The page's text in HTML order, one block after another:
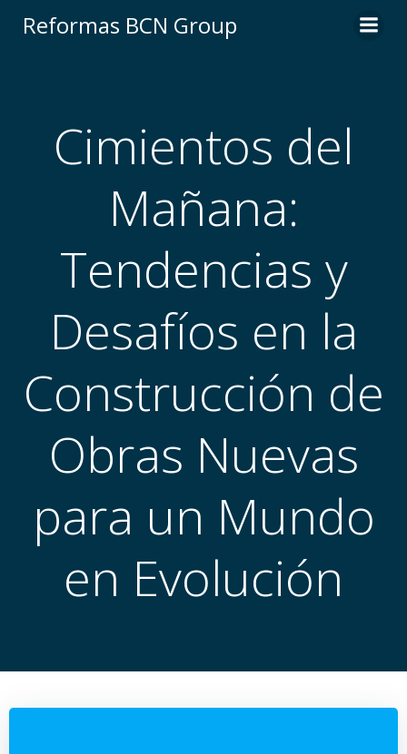
to
Reformas BCN Group
Cimientos del
Mañana:
Tendencias y
Desafíos en la
Construcción de
Obras Nuevas
para un Mundo
en Evolución